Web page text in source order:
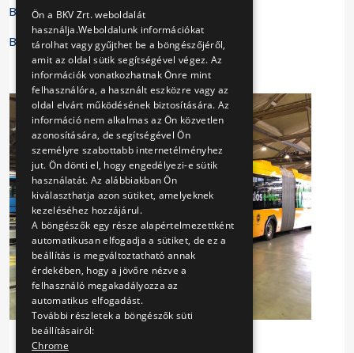
BKV Zrt.
Budapesti Közlekedési Központ
Ön a BKV Zrt. weboldalát
használja.Weboldalunk információkat
tárolhat vagy gyűjthet be a böngészőjéről,
amit az oldal sütik segítségével végez. Az
információk vonatkozhatnak Önre mint
felhasználóra, a használt eszközre vagy az
oldal elvárt működésének biztosítására. Az
információ nem alkalmas az Ön közvetlen
azonosítására, de segítségével Ön
személyre szabottabb internetélményhez
jut. Ön dönti el, hogy engedélyezi-e sütik
használatát. Az alábbiakban Ön
kiválaszthatja azon sütiket, amelyeknek
kezeléséhez hozzájárul.
A böngészők egy része alapértelmezettként
automatikusan elfogadja a sütiket, de ez a
beállítás is megváltoztatható annak
érdekében, hogy a jövőre nézve a
felhasználó megakadályozza az
automatikus elfogadást.
További részletek a böngészők süti
beállításairól:
Chrome